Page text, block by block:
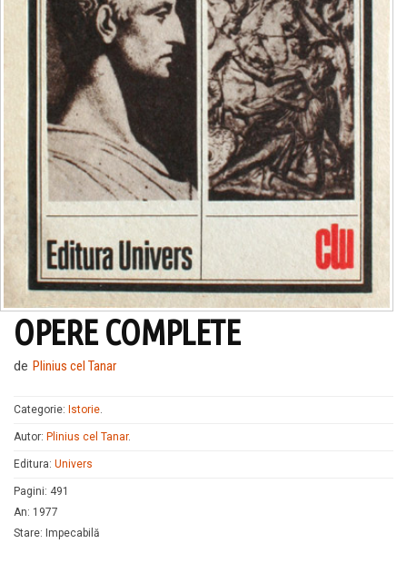
OPERE COMPLETE
de Plinius cel Tanar
Categorie: Istorie.
Autor: Plinius cel Tanar.
Editura: Univers
Pagini: 491
An: 1977
Stare: Impecabilă